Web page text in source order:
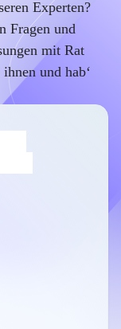
Experten?
Fragen und
mit Rat
und hab‘